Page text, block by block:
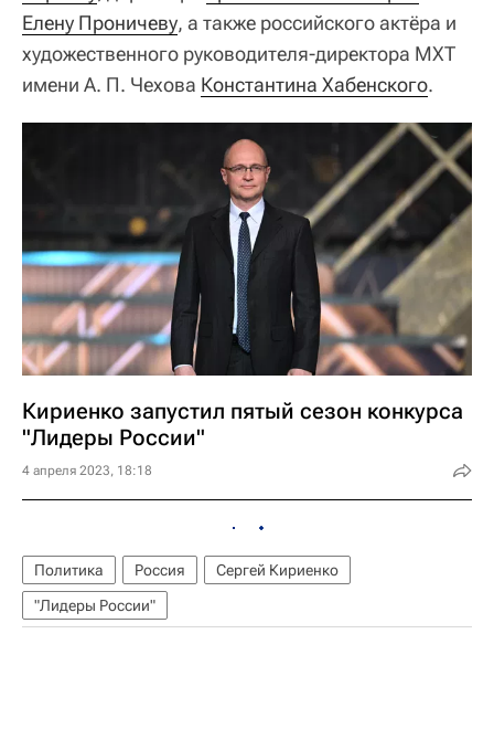
Елену Проничеву, а также российского актёра и
художественного руководителя-директора МХТ
имени А. П. Чехова Константина Хабенского.
Кириенко запустил пятый сезон конкурса
"Лидеры России"
4 апреля 2023, 18:18
Политика Россия
Сергей Кириенко
"Лидеры России"